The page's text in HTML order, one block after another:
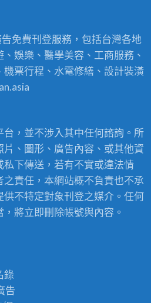
免費刊登服務，包括台灣各地
娛樂、醫學美容、工商服務、
票行程、水電修繕、設計裝潢
，並不涉入其中任何諮詢。所
、圖形、廣告內容、或其他資
下傳送，若有不實或違法情
責任，本網站概不負責也不承
不特定對象刊登之媒介。任何
將立即刪除帳號與內容。
錄
告